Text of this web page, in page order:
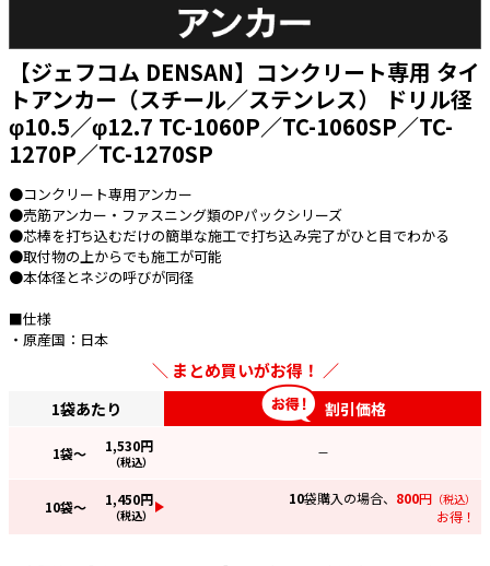
電源タップ・延長コード
スイッチ・コンセント（配線器具）
PF管/FEP管/CD管/情報線保護管
ボックス・ビニル電線管付属品・引き込
みカバー
工具関連
EV充電設備工事関連
感染症関連
e431オリジナル
販売終了品
【ジェフコム DENSAN】コンクリート専用 タイ
トアンカー（スチール／ステンレス） ドリル径
φ10.5／φ12.7 TC-1060P／TC-1060SP／TC-
1270P／TC-1270SP
●コンクリート専用アンカー
●売筋アンカー・ファスニング類のPパックシリーズ
●芯棒を打ち込むだけの簡単な施工で打ち込み完了がひと目でわかる
●取付物の上からでも施工が可能
●本体径とネジの呼びが同径
■仕様
・原産国：日本
まとめ買いがお得！
1袋あたり 割引価格
1袋～ 1,530円
（税込）
—
10袋～ 1,450円
（税込）
10袋購入の場合、 800円 （税込）
お得！